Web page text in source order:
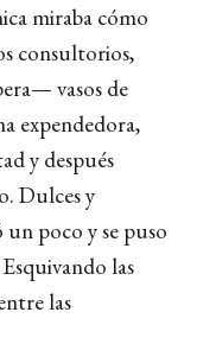
miraba cómo
consultorios,
vasos de
expendedora,
y después
Dulces y
un poco y se puso
las
las